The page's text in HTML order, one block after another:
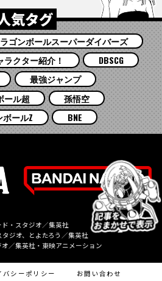
気タグ
ラゴンボールスーパーダイバーズ
クター紹介！
DBSCG
最強ジャンプ
ール超
孫悟空
ボールZ
BNE
・スタジオ／集英社
ジオ、とよたろう／集英社
／集英社・東映アニメーション
バシーポリシー お問い合わせ